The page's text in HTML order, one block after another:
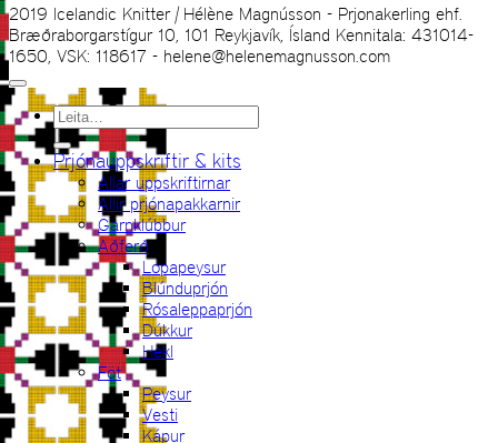
2019 Icelandic Knitter | Hélène Magnússon - Prjonakerling ehf.
Bræðraborgarstígur 10, 101 Reykjavík, Ísland Kennitala: 431014-
1650, VSK: 118617 - helene@helenemagnusson.com
Leita
eftir:
Prjónauppskriftir & kits
Allar uppskriftirnar
Allir prjónapakkarnir
Garnklúbbur
Aðferð
Lopapeysur
Blúnduprjón
Rósaleppaprjón
Dúkkur
Hekl
Föt
Peysur
Vesti
Kápur